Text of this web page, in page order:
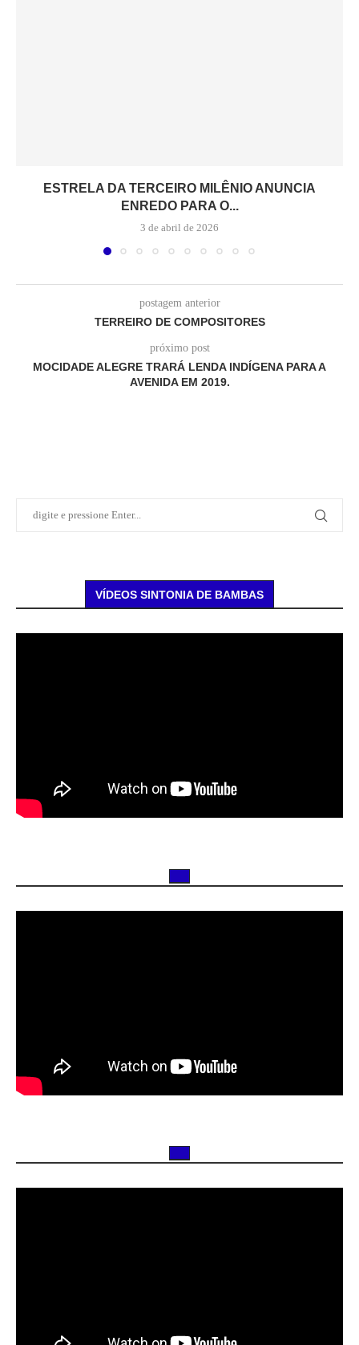
ESTRELA DA TERCEIRO MILÊNIO ANUNCIA
ENREDO PARA O...
3 de abril de 2026
postagem anterior
TERREIRO DE COMPOSITORES
próximo post
MOCIDADE ALEGRE TRARÁ LENDA INDÍGENA PARA A
AVENIDA EM 2019.
VÍDEOS SINTONIA DE BAMBAS